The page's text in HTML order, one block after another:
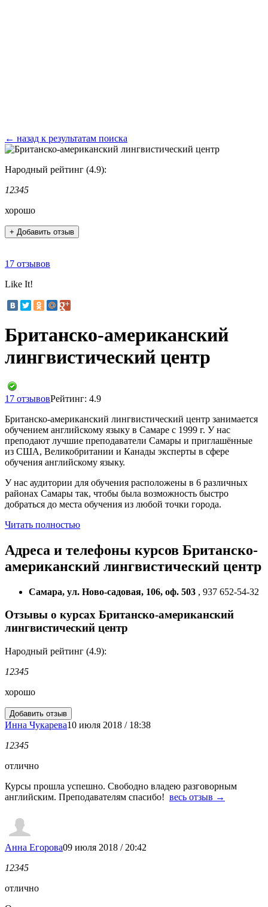
← назад к результатам поиска
Народный рейтинг (4.9):
12345
хорошо
+ Добавить отзыв
17 отзывов
Like It!
Британско-американский
лингвистический центр
17 отзывовРейтинг: 4.9
Британско-американский лингвистический центр занимается
обучением английскому языку в Самаре с 1999 г. У нас
преподают лучшие преподаватели Самары и приглашённые
из США, Великобритании и Канады эксперты в сфере
обучения английскому языку.
У нас аудитории для обучения расположены в 6 различных
районах Самары так, чтобы была возможность быстро
добраться до места обучения из любой точки города.
Читать полностью
Адреса и телефоны курсов Британско-
американский лингвистический центр
Самара, ул. Ново-садовая, 106, оф. 503 , 937 652-54-32
Отзывы о курсах Британско-американский
лингвистический центр
Народный рейтинг (4.9):
12345
хорошо
Инна Чукарева10 июля 2018 / 18:38
12345
отлично
Курсы прошла успешно. Свободно владею разговорным
английским. Преподавателям спасибо! весь отзыв →
Анна Егорова09 июля 2018 / 20:42
12345
отлично